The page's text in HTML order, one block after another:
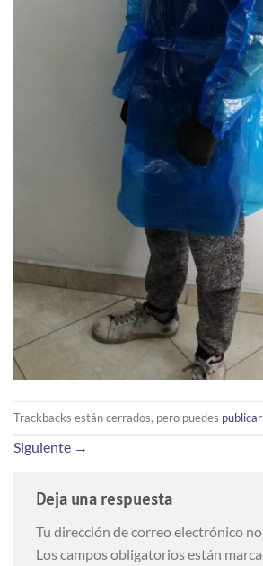
Trackbacks están cerrados, pero puedes
Siguiente →
Deja una respuesta
Tu dirección de correo electrónico
Los campos obligatorios están